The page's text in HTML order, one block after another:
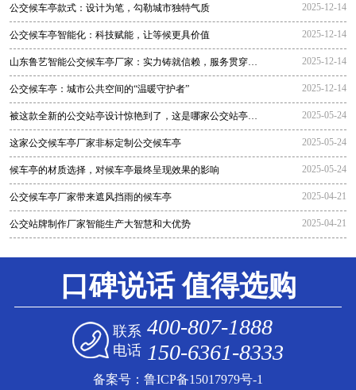
公交候车亭款式：设计为笔，勾勒城市独特气质 2025-12-14
公交候车亭智能化：科技赋能，让等候更具价值 2025-12-14
山东鲁艺智能公交候车亭厂家：实力铸就信赖，服务贯穿全
程
2025-12-14
公交候车亭：城市公共空间的“温暖守护者” 2025-12-14
被这款全新的公交站亭设计惊艳到了，这是哪家公交站亭生
产厂家生
2025-05-24
这家公交候车亭厂家非标定制公交候车亭 2025-05-24
候车亭的材质选择，对候车亭最终呈现效果的影响 2025-05-24
公交候车亭厂家带来遮风挡雨的候车亭 2025-04-21
公交站牌制作厂家智能生产大智慧和大优势 2025-04-21
口碑说话 值得选购
联系
电话
400-807-1888
150-6361-8333
备案号： 鲁ICP备15017979号-1